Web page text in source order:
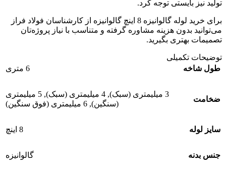
تولید نیز بایستی توجه کرد.
برای خرید لوله گالوانیزه 8 اینچ گالوانیزه از کارشناسان فولاد فراز
می‌توانید بدون هزینه مشاوره گرفته و متناسب با نیاز پروژه‌تان
تصمیمات بهتری بگیرید.
توضیحات تکمیلی
طول شاخه
6 متری
ضخامت
3 میلیمتری (سبک) , 4 میلیمتری (سبک) ,
5 میلیمتری
(سنگین), 6 میلیمتری (فوق سنگین)
سایز لوله 8 اینچ
جنس بدنه گالوانیزه